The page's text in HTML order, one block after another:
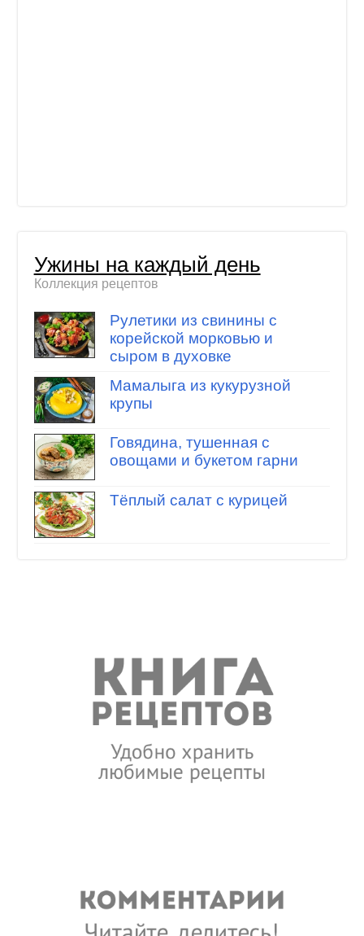
Ужины на каждый день
Коллекция рецептов
Рулетики из свинины с
корейской морковью и
сыром в духовке
Мамалыга из кукурузной
крупы
Говядина, тушенная с
овощами и букетом гарни
Тёплый салат с курицей